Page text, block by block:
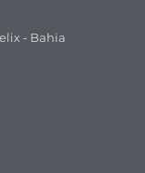
- Bahia